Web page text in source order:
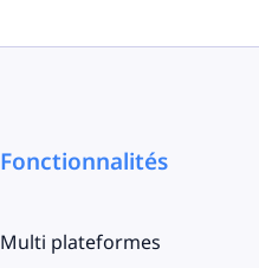
Fonctionnalités
Multi plateformes